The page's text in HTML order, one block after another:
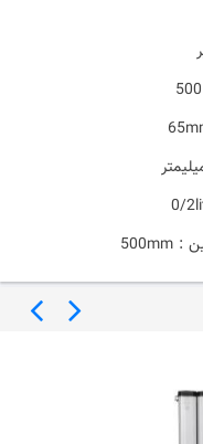
500
0/
:
500mm